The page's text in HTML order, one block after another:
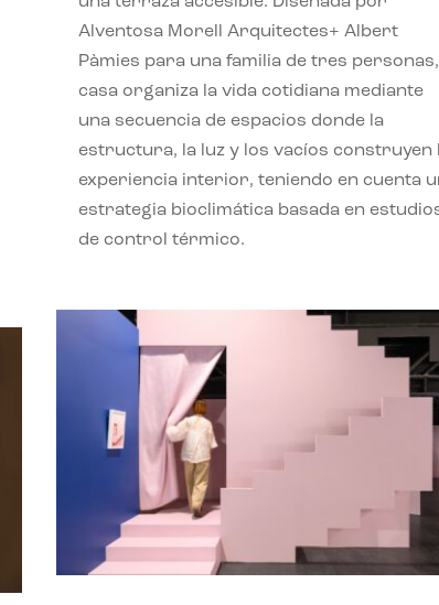
Alventosa Morell Arquitectes+ Albert
Pàmies para una familia de tres
casa organiza la vida cotidiana mediante
una secuencia de espacios donde la
estructura, la luz y los vacíos construyen
experiencia interior, teniendo en cuenta
estrategia bioclimática basada en
de control térmico.